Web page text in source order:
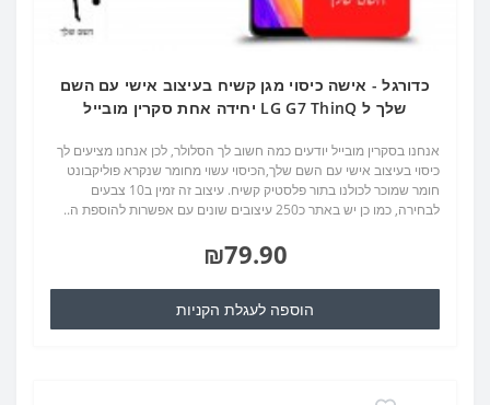
כדורגל - אישה כיסוי מגן קשיח בעיצוב אישי עם השם
שלך ל LG G7 ThinQ יחידה אחת סקרין מובייל
אנחנו בסקרין מובייל יודעים כמה חשוב לך הסלולר, לכן אנחנו מציעים לך
כיסוי בעיצוב אישי עם השם שלך,הכיסוי עשוי מחומר שנקרא פוליקבונט
חומר שמוכר לכולנו בתור פלסטיק קשיח. עיצוב זה זמין ב10 צבעים
לבחירה, כמו כן יש באתר כ250 עיצובים שונים עם אפשרות להוספת ה..
₪79.90
הוספה לעגלת הקניות